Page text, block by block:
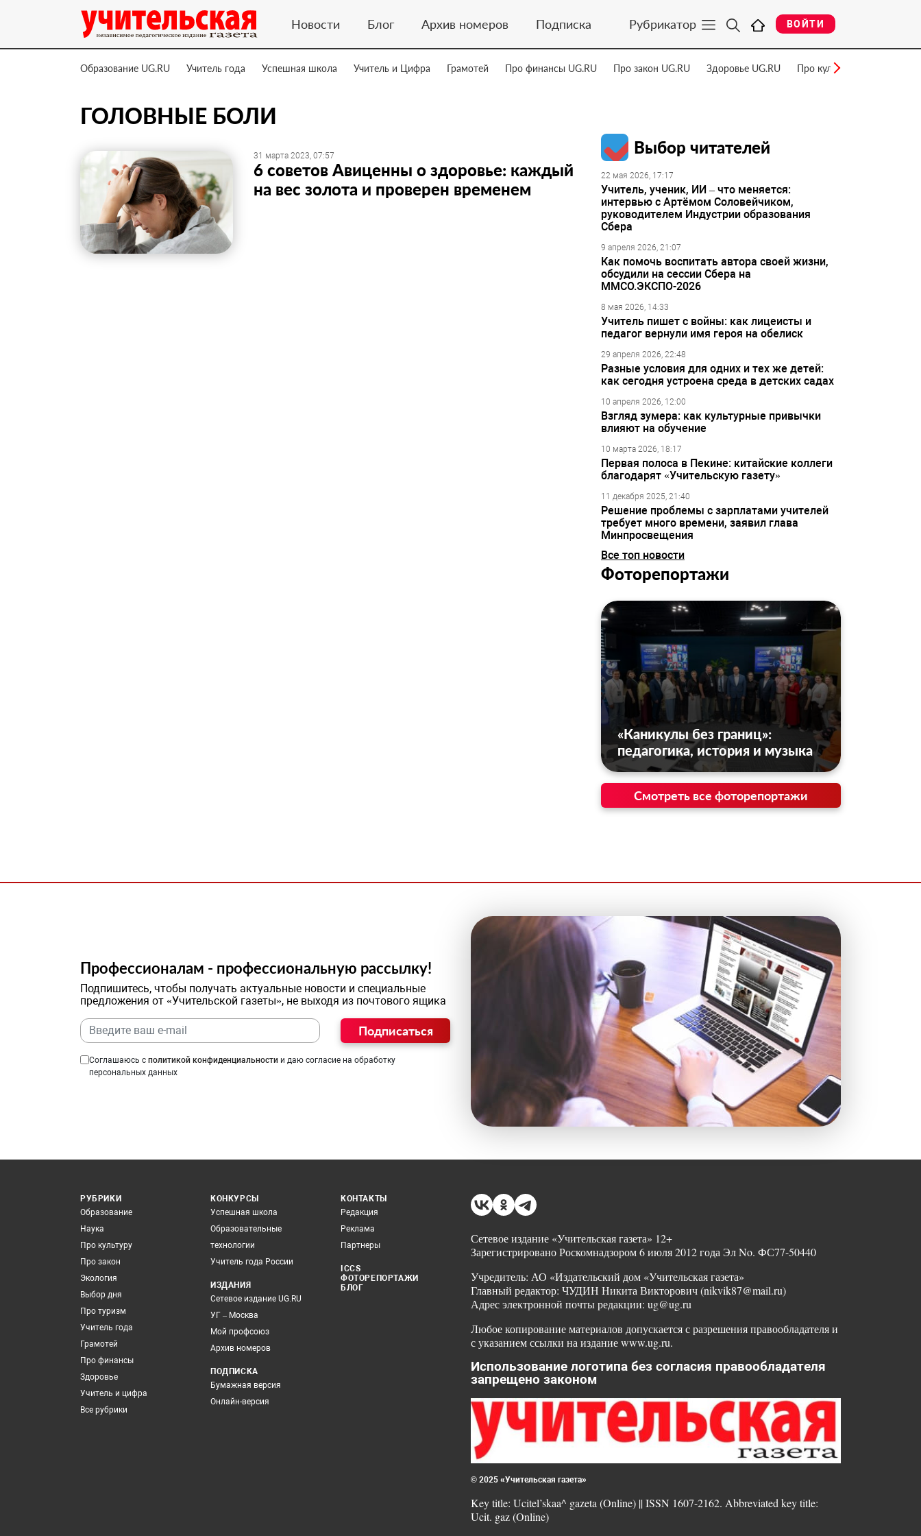
Новости Блог Архив номеров Подписка Рубрикатор ВОЙТИ
Образование UG.RU Учитель года Успешная школа Учитель и Цифра Грамотей Про финансы UG.RU Про закон UG.RU Здоровье UG.RU Про культуру UG.RU
ГОЛОВНЫЕ БОЛИ
31 марта 2023, 07:57
6 советов Авиценны о здоровье: каждый
на вес золота и проверен временем
Выбор читателей
22 мая 2026, 17:17
Учитель, ученик, ИИ – что меняется:
интервью с Артёмом Соловейчиком,
руководителем Индустрии образования
Сбера
9 апреля 2026, 21:07
Как помочь воспитать автора своей жизни,
обсудили на сессии Сбера на
ММСО.ЭКСПО-2026
8 мая 2026, 14:33
Учитель пишет с войны: как лицеисты и
педагог вернули имя героя на обелиск
29 апреля 2026, 22:48
Разные условия для одних и тех же детей:
как сегодня устроена среда в детских садах
10 апреля 2026, 12:00
Взгляд зумера: как культурные привычки
влияют на обучение
10 марта 2026, 18:17
Первая полоса в Пекине: китайские коллеги
благодарят «Учительскую газету»
11 декабря 2025, 21:40
Решение проблемы с зарплатами учителей
требует много времени, заявил глава
Минпросвещения
Все топ новости
Фоторепортажи
«Каникулы без границ»:
педагогика, история и музыка
Смотреть все фоторепортажи
Профессионалам - профессиональную рассылку!
Подпишитесь, чтобы получать актуальные новости и специальные
предложения от «Учительской газеты», не выходя из почтового ящика
Подписаться
Соглашаюсь с политикой конфиденциальности и даю согласие на обработку
персональных данных
РУБРИКИ
Образование
Наука
Про культуру
Про закон
Экология
Выбор дня
Про туризм
Учитель года
Грамотей
Про финансы
Здоровье
Учитель и цифра
Все рубрики
КОНКУРСЫ
Успешная школа
Образовательные
технологии
Учитель года России
ИЗДАНИЯ
Сетевое издание UG.RU
УГ – Москва
Мой профсоюз
Архив номеров
ПОДПИСКА
Бумажная версия
Онлайн-версия
КОНТАКТЫ
Редакция
Реклама
Партнеры
ICCS
ФОТОРЕПОРТАЖИ
БЛОГ
Сетевое издание «Учительская газета» 12+
Зарегистрировано Роскомнадзором 6 июля 2012 года Эл No. ФС77-50440
Учредитель: АО «Издательский дом «Учительская газета»
Главный редактор: ЧУДИН Никита Викторович (nikvik87@mail.ru)
Адрес электронной почты редакции: ug@ug.ru
Любое копирование материалов допускается с разрешения правообладателя и
с указанием ссылки на издание www.ug.ru.
Использование логотипа без согласия правообладателя
запрещено законом
© 2025 «Учительская газета»
Key title: Ucitel’skaa^ gazeta (Online) || ISSN 1607-2162. Abbreviated key title:
Ucit. gaz (Online)